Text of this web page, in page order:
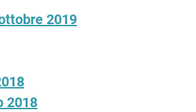
2019
2018